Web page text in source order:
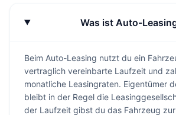
Was ist Auto-
Beim Auto-Leasing nutzt du ein
vertraglich vereinbarte Laufzeit und
monatliche Leasingraten. Eigentümer
bleibt in der Regel die
der Laufzeit gibst du das Fahrzeug